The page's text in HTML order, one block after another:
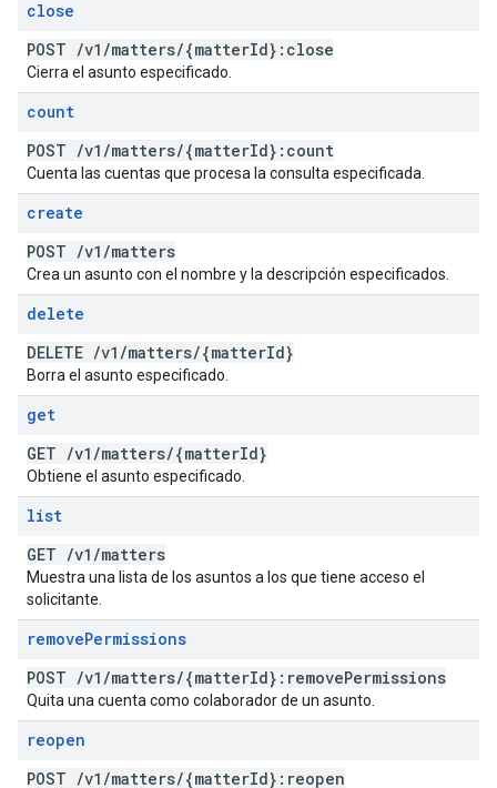
close
POST /v1 /matters/{matterId}:close
Cierra el asunto especificado.
count
POST /v1 /matters/{matterId}:count
Cuenta las cuentas que procesa la consulta especificada.
create
POST /v1 /matters
Crea un asunto con el nombre y la descripción especificados.
delete
DELETE /v1 /matters/{matterId}
Borra el asunto especificado.
get
GET /v1 /matters/{matterId}
Obtiene el asunto especificado.
list
GET /v1 /matters
Muestra una lista de los asuntos a los que tiene acceso el
solicitante.
removePermissions
POST /v1 /matters/{matterId}:removePermissions
Quita una cuenta como colaborador de un asunto.
reopen
POST /v1 /matters/{matterId}:reopen